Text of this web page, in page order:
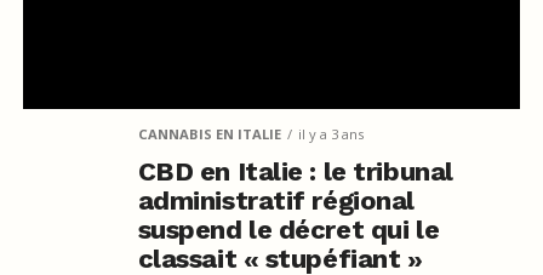
CANNABIS EN ITALIE il y a 3 ans
CBD en Italie : le tribunal
administratif régional
suspend le décret qui le
classait « stupéfiant »